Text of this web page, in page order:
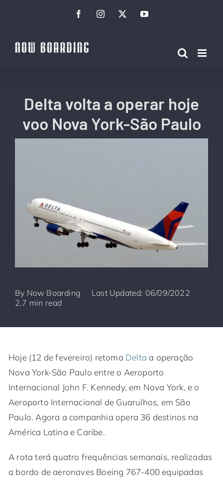
conteúdo
FacebookInstagramTwitterYouTube
Delta volta a operar hoje
voo Nova York-São Paulo
By Now Boarding
Last Updated: 06/09/2022
2,7 min read
Hoje (12 de fevereiro) retoma Delta a operação
Nova York-São Paulo entre o Aeroporto
Internacional John F. Kennedy, em Nova York, e o
Aeroporto Internacional de Guarulhos, em São
Paulo. Agora a companhia opera 36 destinos na
América Latina e Caribe.
A rota terá quatro frequências semanais, realizadas
a bordo de aeronaves Boeing 767-400 equipadas